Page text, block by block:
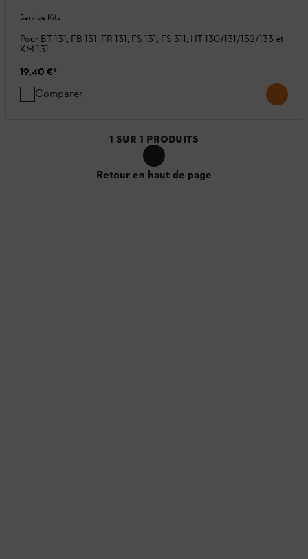
Service Kits
Pour BT 131, FB 131, FR 131, FS 131, FS 311, HT 130/131/132/133 et
KM 131
19,40 €*
Comparer
1 SUR 1 PRODUITS
Retour en haut de page